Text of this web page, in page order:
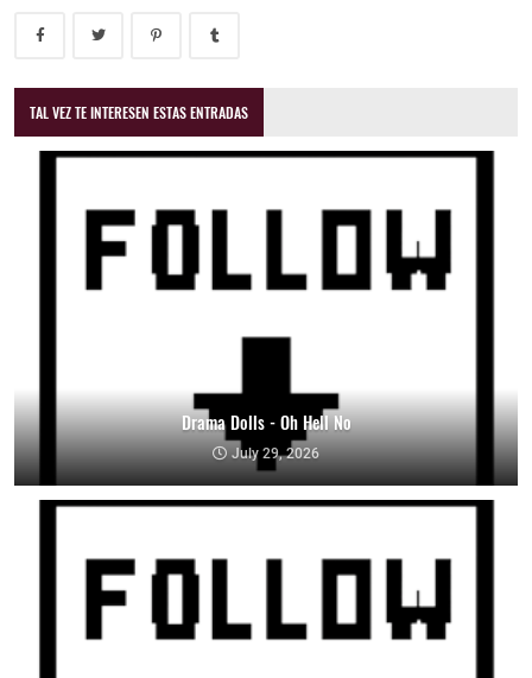
TAL VEZ TE INTERESEN ESTAS ENTRADAS
Drama Dolls - Oh Hell No
July 29, 2026